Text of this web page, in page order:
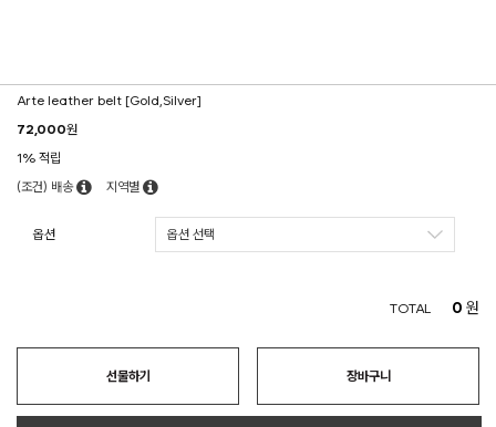
Arte leather belt [Gold,Silver]
72,000원
1% 적립
(조건) 배송
지역별
옵션
TOTAL 0 원
선물하기 장바구니